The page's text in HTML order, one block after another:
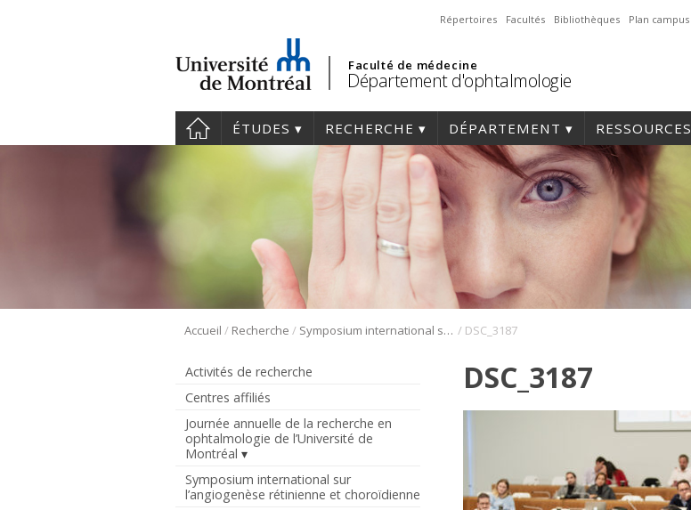
Répertoires Facultés Bibliothèques Plan campus
Faculté de médecine
Département d'ophtalmologie
ÉTUDES RECHERCHE DÉPARTEMENT RESSOURCES
Accueil / Recherche / Symposium international sur l’angiogenèse rétinienne et choroïdienne / DSC_3187
Activités de recherche
Centres affiliés
Journée annuelle de la recherche en
ophtalmologie de l’Université de
Montréal
Symposium international sur
l’angiogenèse rétinienne et choroïdienne
DSC_3187